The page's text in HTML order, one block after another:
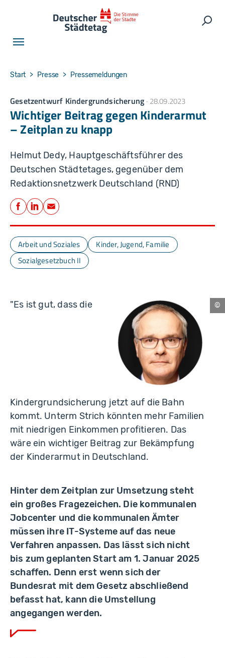
You are here:
Start Presse Pressemeldungen
Gesetzentwurf Kindergrundsicherung 28.09.2023
Wichtiger Beitrag gegen Kinderarmut
– Zeitplan zu knapp
Helmut Dedy, Hauptgeschäftsführer des
Deutschen Städtetages, gegenüber dem
Redaktionsnetzwerk Deutschland (RND)
Teilen
Facebook
LinkedIn
E-Mail
Arbeit und Soziales
Kinder, Jugend, Familie
Sozialgesetzbuch II
"Es ist gut, dass die
Kindergrundsicherung jetzt auf die Bahn
kommt. Unterm Strich könnten mehr Familien
mit niedrigen Einkommen profitieren. Das
wäre ein wichtiger Beitrag zur Bekämpfung
der Kinderarmut in Deutschland.
Hinter dem Zeitplan zur Umsetzung steht
ein großes Fragezeichen. Die kommunalen
Jobcenter und die kommunalen Ämter
müssen ihre IT-Systeme auf das neue
Verfahren anpassen. Das lässt sich nicht
bis zum geplanten Start am 1. Januar 2025
schaffen. Denn erst wenn sich der
Bundesrat mit dem Gesetz abschließend
befasst hat, kann die Umstellung
angegangen werden.